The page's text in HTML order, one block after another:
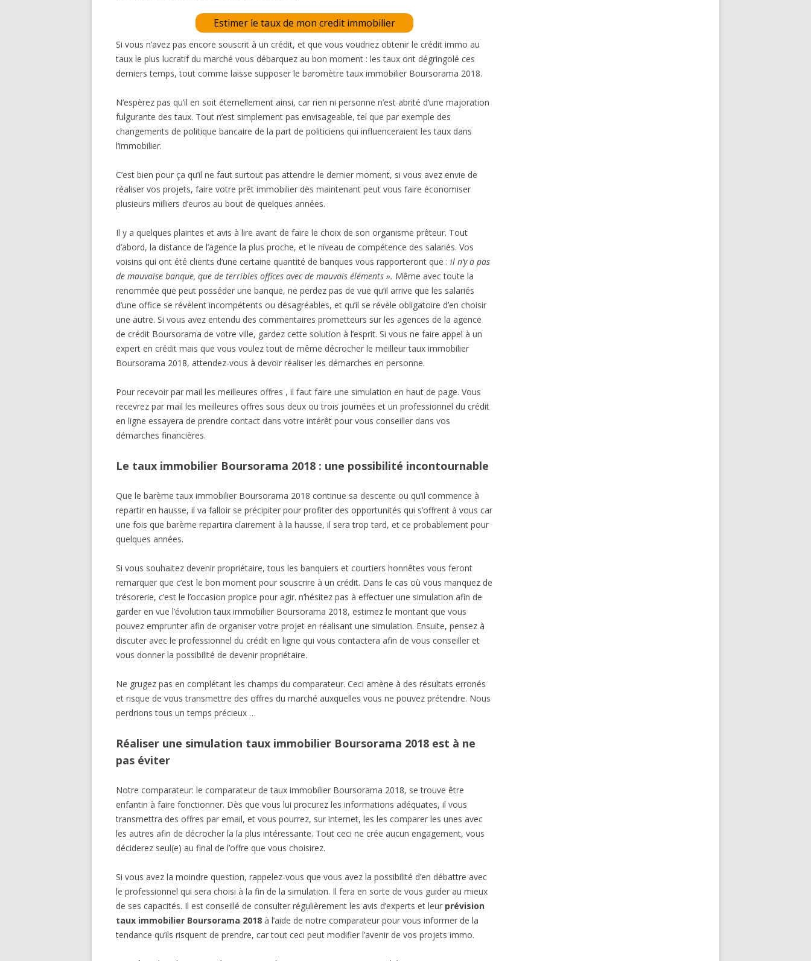
Estimer le taux de mon credit immobilier
Si vous n’avez pas encore souscrit à un crédit, et que vous voudriez obtenir le crédit immo au
taux le plus lucratif du marché vous débarquez au bon moment : les taux ont dégringolé ces
derniers temps, tout comme laisse supposer le baromètre taux immobilier Boursorama 2018.
N’espèrez pas qu’il en soit éternellement ainsi, car rien ni personne n’est abrité d’une majoration
fulgurante des taux. Tout n’est simplement pas envisageable, tel que par exemple des
changements de politique bancaire de la part de politiciens qui influenceraient les taux dans
l’immobilier.
C’est bien pour ça qu’il ne faut surtout pas attendre le dernier moment, si vous avez envie de
réaliser vos projets, faire votre prêt immobilier dès maintenant peut vous faire économiser
plusieurs milliers d’euros au bout de quelques années.
Il y a quelques plaintes et avis à lire avant de faire le choix de son organisme prêteur. Tout
d’abord, la distance de l’agence la plus proche, et le niveau de compétence des salariés. Vos
voisins qui ont été clients d’une certaine quantité de banques vous rapporteront que : il n’y a pas
de mauvaise banque, que de terribles offices avec de mauvais éléments ». Même avec toute la
renommée que peut posséder une banque, ne perdez pas de vue qu’il arrive que les salariés
d’une office se révèlent incompétents ou désagréables, et qu’il se révèle obligatoire d’en choisir
une autre. Si vous avez entendu des commentaires prometteurs sur les agences de la agence
de crédit Boursorama de votre ville, gardez cette solution à l’esprit. Si vous ne faire appel à un
expert en crédit mais que vous voulez tout de même décrocher le meilleur taux immobilier
Boursorama 2018, attendez-vous à devoir réaliser les démarches en personne.
Pour recevoir par mail les meilleures offres , il faut faire une simulation en haut de page. Vous
recevrez par mail les meilleures offres sous deux ou trois journées et un professionnel du crédit
en ligne essayera de prendre contact dans votre intérêt pour vous conseiller dans vos
démarches financières.
Le taux immobilier Boursorama 2018 : une possibilité incontournable
Que le barème taux immobilier Boursorama 2018 continue sa descente ou qu’il commence à
repartir en hausse, il va falloir se précipiter pour profiter des opportunités qui s’offrent à vous car
une fois que barème repartira clairement à la hausse, il sera trop tard, et ce probablement pour
quelques années.
Si vous souhaitez devenir propriétaire, tous les banquiers et courtiers honnêtes vous feront
remarquer que c’est le bon moment pour souscrire à un crédit. Dans le cas où vous manquez de
trésorerie, c’est le l’occasion propice pour agir. n’hésitez pas à effectuer une simulation afin de
garder en vue l’évolution taux immobilier Boursorama 2018, estimez le montant que vous
pouvez emprunter afin de organiser votre projet en réalisant une simulation. Ensuite, pensez à
discuter avec le professionnel du crédit en ligne qui vous contactera afin de vous conseiller et
vous donner la possibilité de devenir propriétaire.
Ne grugez pas en complétant les champs du comparateur. Ceci amène à des résultats erronés
et risque de vous transmettre des offres du marché auxquelles vous ne pouvez prétendre. Nous
perdrions tous un temps précieux …
Réaliser une simulation taux immobilier Boursorama 2018 est à ne
pas éviter
Notre comparateur: le comparateur de taux immobilier Boursorama 2018, se trouve être
enfantin à faire fonctionner. Dès que vous lui procurez les informations adéquates, il vous
transmettra des offres par email, et vous pourrez, sur internet, les les comparer les unes avec
les autres afin de décrocher la la plus intéressante. Tout ceci ne crée aucun engagement, vous
déciderez seul(e) au final de l’offre que vous choisirez.
Si vous avez la moindre question, rappelez-vous que vous avez la possibilité d’en débattre avec
le professionnel qui sera choisi à la fin de la simulation. Il fera en sorte de vous guider au mieux
de ses capacités. Il est conseillé de consulter régulièrement les avis d’experts et leur prévision
taux immobilier Boursorama 2018 à l’aide de notre comparateur pour vous informer de la
tendance qu’ils risquent de prendre, car tout ceci peut modifier l’avenir de vos projets immo.